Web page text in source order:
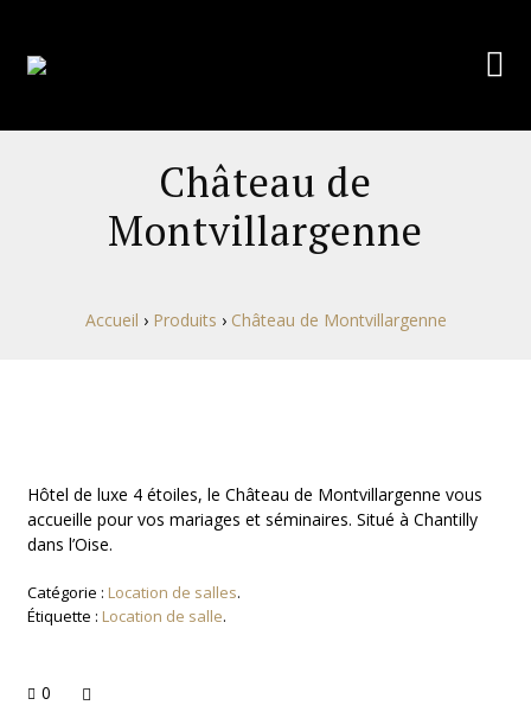
Château de
Montvillargenne
Accueil › Produits › Château de Montvillargenne
Hôtel de luxe 4 étoiles, le Château de Montvillargenne vous
accueille pour vos mariages et séminaires. Situé à Chantilly
dans l’Oise.
Catégorie : Location de salles.
Étiquette : Location de salle.
0